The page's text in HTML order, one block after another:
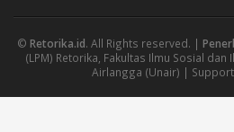
© Retorika.id. All Rights reserved. |
(LPM) Retorika, Fakultas Ilmu Sosial dan
Airlangga (Unair) |